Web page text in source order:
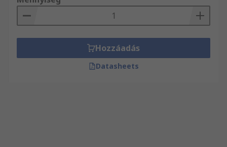
Hozzáadás
Datasheets